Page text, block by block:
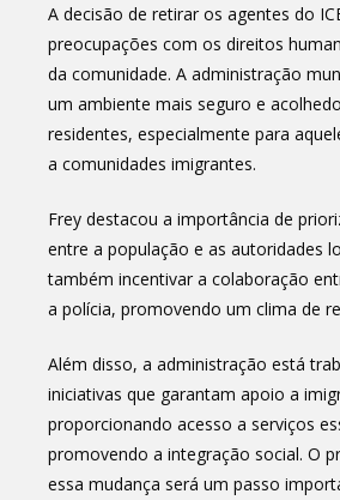
A decisão de retirar os agentes do
preocupações com os direitos
da comunidade. A administração
um ambiente mais seguro e
residentes, especialmente para
a comunidades imigrantes.
Frey destacou a importância de
entre a população e as autoridades
também incentivar a colaboração
a polícia, promovendo um clima de
Além disso, a administração está
iniciativas que garantam apoio a
proporcionando acesso a serviços
promovendo a integração social. O
essa mudança será um passo